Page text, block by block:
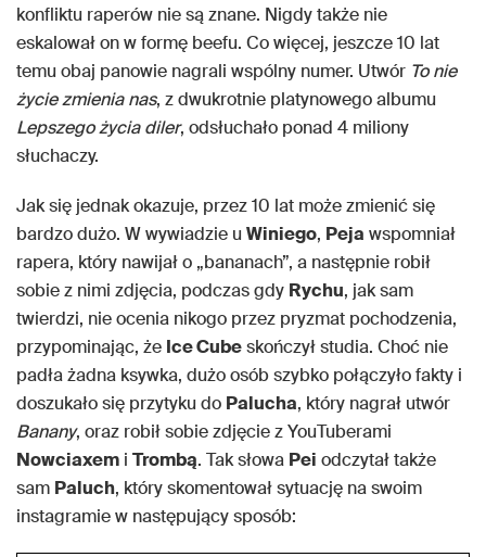
konfliktu raperów nie są znane. Nigdy także nie
eskalował on w formę beefu. Co więcej, jeszcze 10 lat
temu obaj panowie nagrali wspólny numer. Utwór To nie
życie zmienia nas, z dwukrotnie platynowego albumu
Lepszego życia diler, odsłuchało ponad 4 miliony
słuchaczy.
Jak się jednak okazuje, przez 10 lat może zmienić się
bardzo dużo. W wywiadzie u Winiego, Peja wspomniał
rapera, który nawijał o „bananach”, a następnie robił
sobie z nimi zdjęcia, podczas gdy Rychu, jak sam
twierdzi, nie ocenia nikogo przez pryzmat pochodzenia,
przypominając, że Ice Cubeskończył studia. Choć nie
padła żadna ksywka, dużo osób szybko połączyło fakty i
doszukało się przytyku do Palucha, który nagrał utwór
Banany, oraz robił sobie zdjęcie z YouTuberami
Nowciaxem i Trombą. Tak słowa Pei odczytał także
sam Paluch, który skomentował sytuację na swoim
instagramie w następujący sposób: